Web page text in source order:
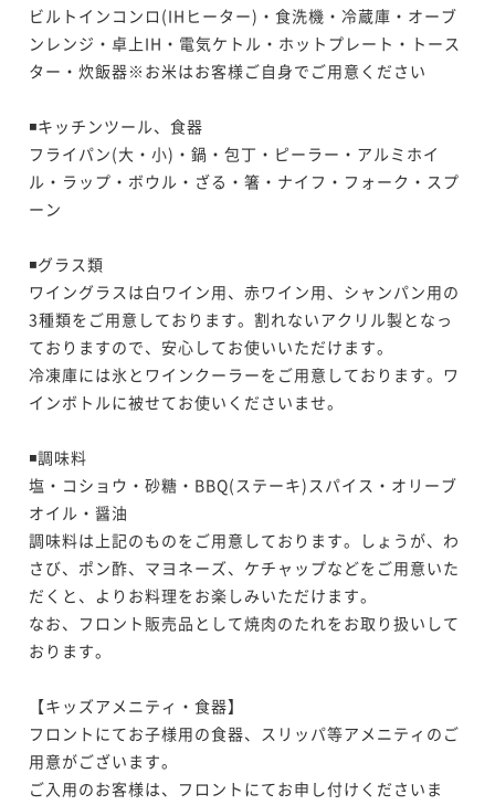
ビルトインコンロ(IHヒーター)・食洗機・冷蔵庫・オーブ
ンレンジ・​卓上IH・電気ケトル・ホットプレート・​トース
ター・炊飯器※お米はお客様ご自身でご用意ください
◾️キッチンツール、食器
フライパン(大・小)・鍋・包丁・ピーラー・アルミホイ
ル・ラップ・ボウル・ざる・​​箸・ナイフ・フォーク・スプ
ーン
◾️グラス類
ワイングラスは白ワイン用、赤ワイン用、シャンパン用の
3種類をご用意しております。割れないアクリル製となっ
ておりますので、安心してお使いいただけます。
冷凍庫には氷とワインクーラーをご用意しております。ワ
インボトルに被せてお使いくださいませ。
◾️調味料
塩・コショウ・砂糖・BBQ(ステーキ)スパイス・オリーブ
オイル・醤油
調味料は上記のものをご用意しております。しょうが、わ
さび、ポン酢、マヨネーズ、ケチャップなどをご用意いた
だくと、よりお料理をお楽しみいただけます。
なお、フロント販売品として焼肉のたれをお取り扱いして
おります。
【キッズアメニティ・食器】
フロントにてお子様用の食器、スリッパ等アメニティのご
用意がございます。
ご入用のお客様は、フロントにてお申し付けくださいま